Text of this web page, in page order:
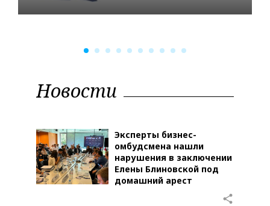
Новости
Эксперты бизнес-
омбудсмена нашли
нарушения в заключении
Елены Блиновской под
домашний арест
share